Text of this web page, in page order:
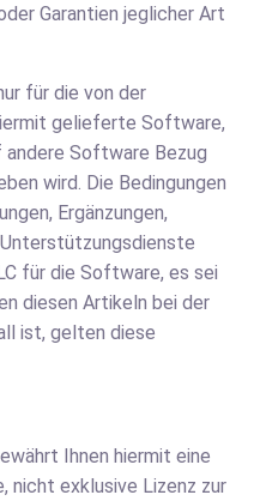
Garantien jeglicher Art
für die von der
gelieferte Software,
andere Software Bezug
wird. Die Bedingungen
Ergänzungen,
für die Software, es sei
diesen Artikeln bei der
ist, gelten diese
Ihnen hiermit eine
nicht exklusive Lizenz zur